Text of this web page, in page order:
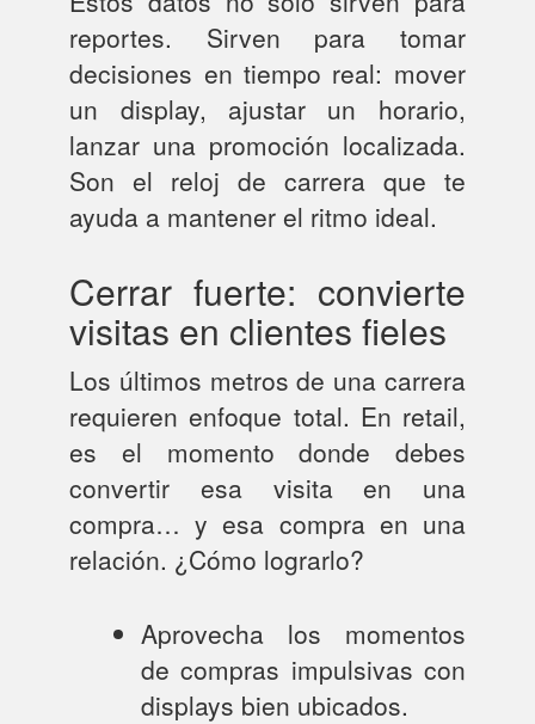
reportes. Sirven para tomar
decisiones en tiempo real: mover
un display, ajustar un horario,
lanzar una promoción localizada.
Son el reloj de carrera que te
ayuda a mantener el ritmo ideal.
Cerrar fuerte: convierte
visitas en clientes fieles
Los últimos metros de una carrera
requieren enfoque total. En retail,
es el momento donde debes
convertir esa visita en una
compra… y esa compra en una
relación. ¿Cómo lograrlo?
Aprovecha los momentos
de compras impulsivas con
displays bien ubicados.